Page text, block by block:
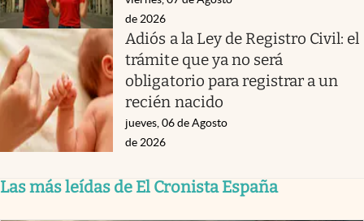
de 2026
Adiós a la Ley de Registro Civil: el
trámite que ya no será
obligatorio para registrar a un
recién nacido
jueves, 06 de Agosto
de 2026
Las más leídas de El Cronista España